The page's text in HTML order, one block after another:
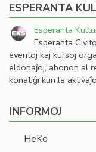
ESPERANTA
Esperanta
Esperanta
eventoj kaj kursoj
eldonaĵoj, abonon al
konatiĝi kun la
INFORMOJ
HeKo